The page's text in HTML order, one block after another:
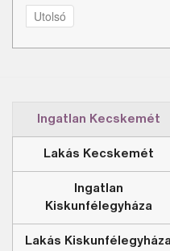
Utolsó
Ingatlan Kecskemét
Lakás Kecskemét
Ingatlan
Kiskunfélegyháza
Lakás